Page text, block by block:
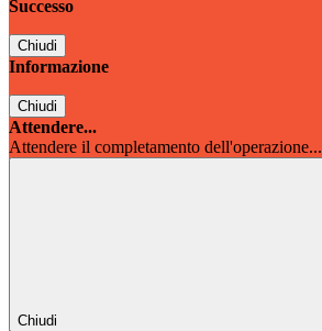
Successo
Chiudi
Informazione
Chiudi
Attendere...
Attendere il completamento dell'operazione...
Chiudi